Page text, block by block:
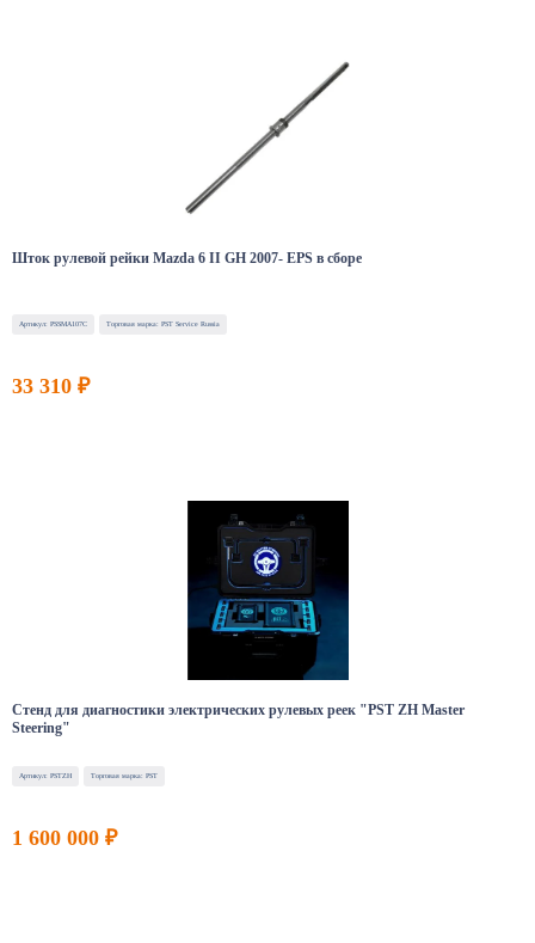
Шток рулевой рейки Mazda 6 II GH 2007- EPS в сборе
Артикул: PSSMA107C Торговая марка: PST Service Russia
33 310 ₽
Стенд для диагностики электрических рулевых реек "PST ZH Master
Steering"
Артикул: PSTZH Торговая марка: PST
1 600 000 ₽